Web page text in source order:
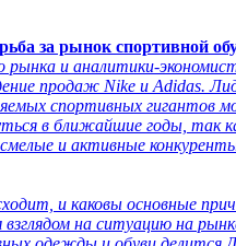
за рынок спортивной
рынка и аналитики-
продаж Nike и Adidas.
спортивных гигантов
в ближайшие годы, так
и активные
и каковы основные
на ситуацию на